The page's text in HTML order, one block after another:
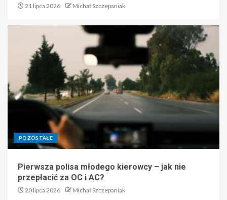
21 lipca 2026 Michał Szczepaniak
POZOSTAŁE
Pierwsza polisa młodego kierowcy – jak nie
przepłacić za OC i AC?
20 lipca 2026 Michał Szczepaniak